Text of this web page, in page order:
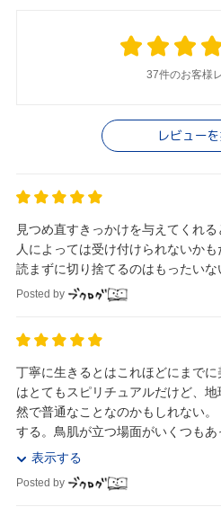
37件のお客様
レビュー
見つめ直すきっかけを与えてくれる
人によっては受け付けられないか
読まずに切り捨てるのはもったいな
Posted by
丁寧に生きるとはこれほどにまで
はとてもスピリチュアルだけど、
然で普通なことなのかもしれない。 アナスタシアの愛は魂が共鳴
する。鳥肌が立つ場面がいくつも
えた、理解を越す別次元の領域に達
表示する
Posted by